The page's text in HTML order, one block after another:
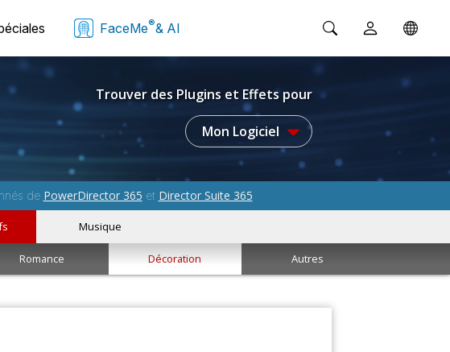
FaceMe®& AI
Trouver des Plugins et Effets pour
Mon Logiciel
de PowerDirector 365 et Director Suite 365
Musique
Romance Décoration Autres